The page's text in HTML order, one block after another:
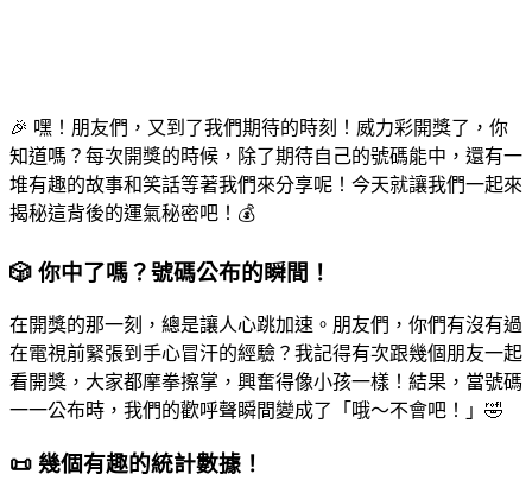
🎉 嘿！朋友們，又到了我們期待的時刻！威力彩開獎了，你
知道嗎？每次開獎的時候，除了期待自己的號碼能中，還有一
堆有趣的故事和笑話等著我們來分享呢！今天就讓我們一起來
揭秘這背後的運氣秘密吧！💰
🎲 你中了嗎？號碼公布的瞬間！
在開獎的那一刻，總是讓人心跳加速。朋友們，你們有沒有過
在電視前緊張到手心冒汗的經驗？我記得有次跟幾個朋友一起
看開獎，大家都摩拳擦掌，興奮得像小孩一樣！結果，當號碼
一一公布時，我們的歡呼聲瞬間變成了「哦～不會吧！」🤣
📜 幾個有趣的統計數據！